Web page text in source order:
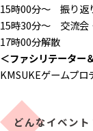
15時00分～ 振り返
15時30分～ 交流会
17時00分解散
＜ファシリテーター
KMSUKEゲームプ
どんなイベント